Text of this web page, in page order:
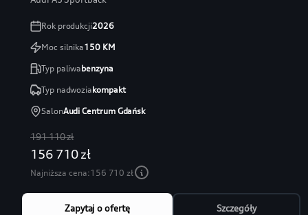
Rok produkcji2026
Moc silnika150KM
Typ paliwabenzyna
Typ nadwoziakompakt
SalonAudi Centrum Gdańsk
191 110 zł
156 710 zł
Najniższa cena:156 710 zł
Zapytaj o ofertę Szczegóły